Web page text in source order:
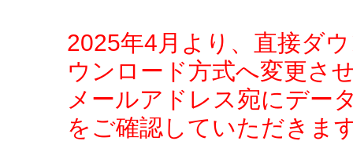
2025年4月より、直接ダ
ウンロード方式へ変更さ
メールアドレス宛にデー
をご確認していただきま